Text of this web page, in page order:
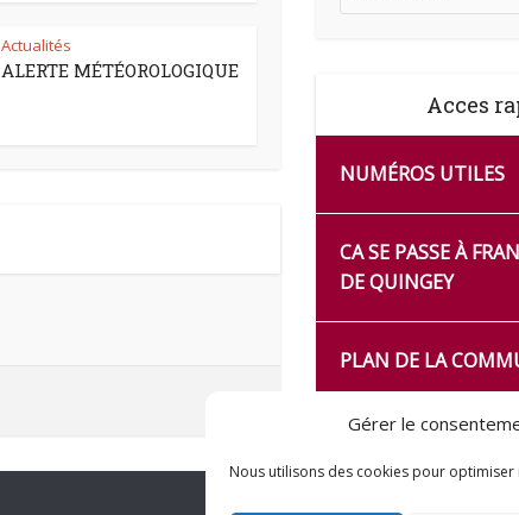
Gérer le
Nous utilisons des cookies pour
Actualités
ALERTE MÉTÉOROLOGIQUE
Acces
NUMÉROS UTILES
CA SE PASSE À
DE QUINGEY
PLAN DE LA